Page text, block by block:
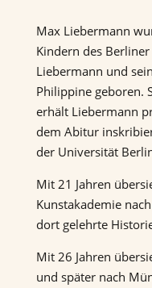
Max Liebermann
Kindern des
Liebermann und
Philippine geboren.
erhält Liebermann
dem Abitur
der Universität
Mit 21 Jahren
Kunstakademie
dort gelehrte
Mit 26 Jahren
und später nach